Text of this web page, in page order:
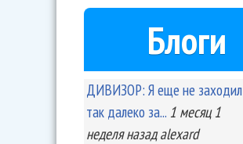
Блоги
ДИВИЗОР: Я еще не заходил
так далеко за... 1 месяц 1
неделяназад alexard